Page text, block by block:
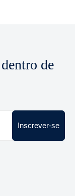
de
Inscrever-se